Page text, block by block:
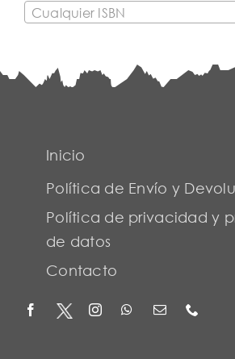
Cualquier ISBN
Inicio
Política de Envío y
Política de privacidad y
de datos
Contacto